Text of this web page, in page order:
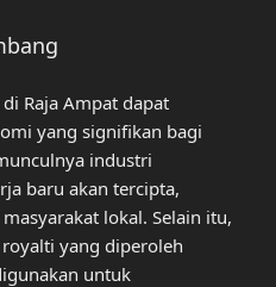
Raja Ampat dapat
yang signifikan bagi
industri
baru akan tercipta,
lokal. Selain itu,
yang diperoleh
untuk